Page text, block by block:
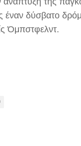
δύσβατο
Όμπστφελντ.